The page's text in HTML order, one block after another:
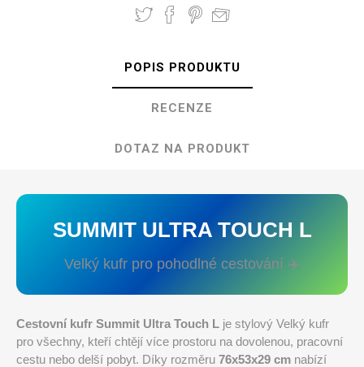
POPIS PRODUKTU
RECENZE
DOTAZ NA PRODUKT
SUMMIT ULTRA TOUCH L
Velký kufr pro pohodlné cestování ✈️
Cestovní kufr Summit Ultra Touch L je stylový Velký kufr
pro všechny, kteří chtějí více prostoru na dovolenou, pracovní
cestu nebo delší pobyt. Díky rozměru 76x53x29 cm nabízí